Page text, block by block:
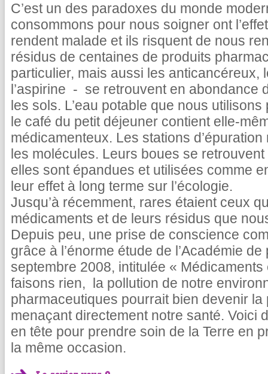
C’est un des paradoxes du monde
consommons pour nous soigner ont
rendent malade et ils risquent de nous
résidus de centaines de produits
particulier, mais aussi les anticancéreux,
l’aspirine - se retrouvent en abondance
les sols. L’eau potable que nous
le café du petit déjeuner contient elle-
médicamenteux. Les stations
les molécules. Leurs boues se
elles sont épandues et utilisées comme
leur effet à long terme sur l’écologie.
Jusqu’à récemment, rares étaient ceux
médicaments et de leurs résidus que
Depuis peu, une prise de conscience
grâce à l’énorme étude de l’Académie
septembre 2008, intitulée «
faisons rien, la pollution de notre
pharmaceutiques pourrait bien devenir
menaçant directement notre santé. Voici
en tête pour prendre soin de la Terre en
la même occasion.